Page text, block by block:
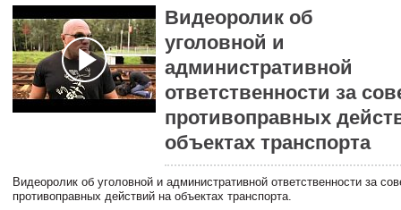
Видеоролик об
уголовной и
административной
ответственности за
противоправных
объектах транспорта
Видеоролик об уголовной и административной ответственности за
противоправных действий на объектах транспорта.